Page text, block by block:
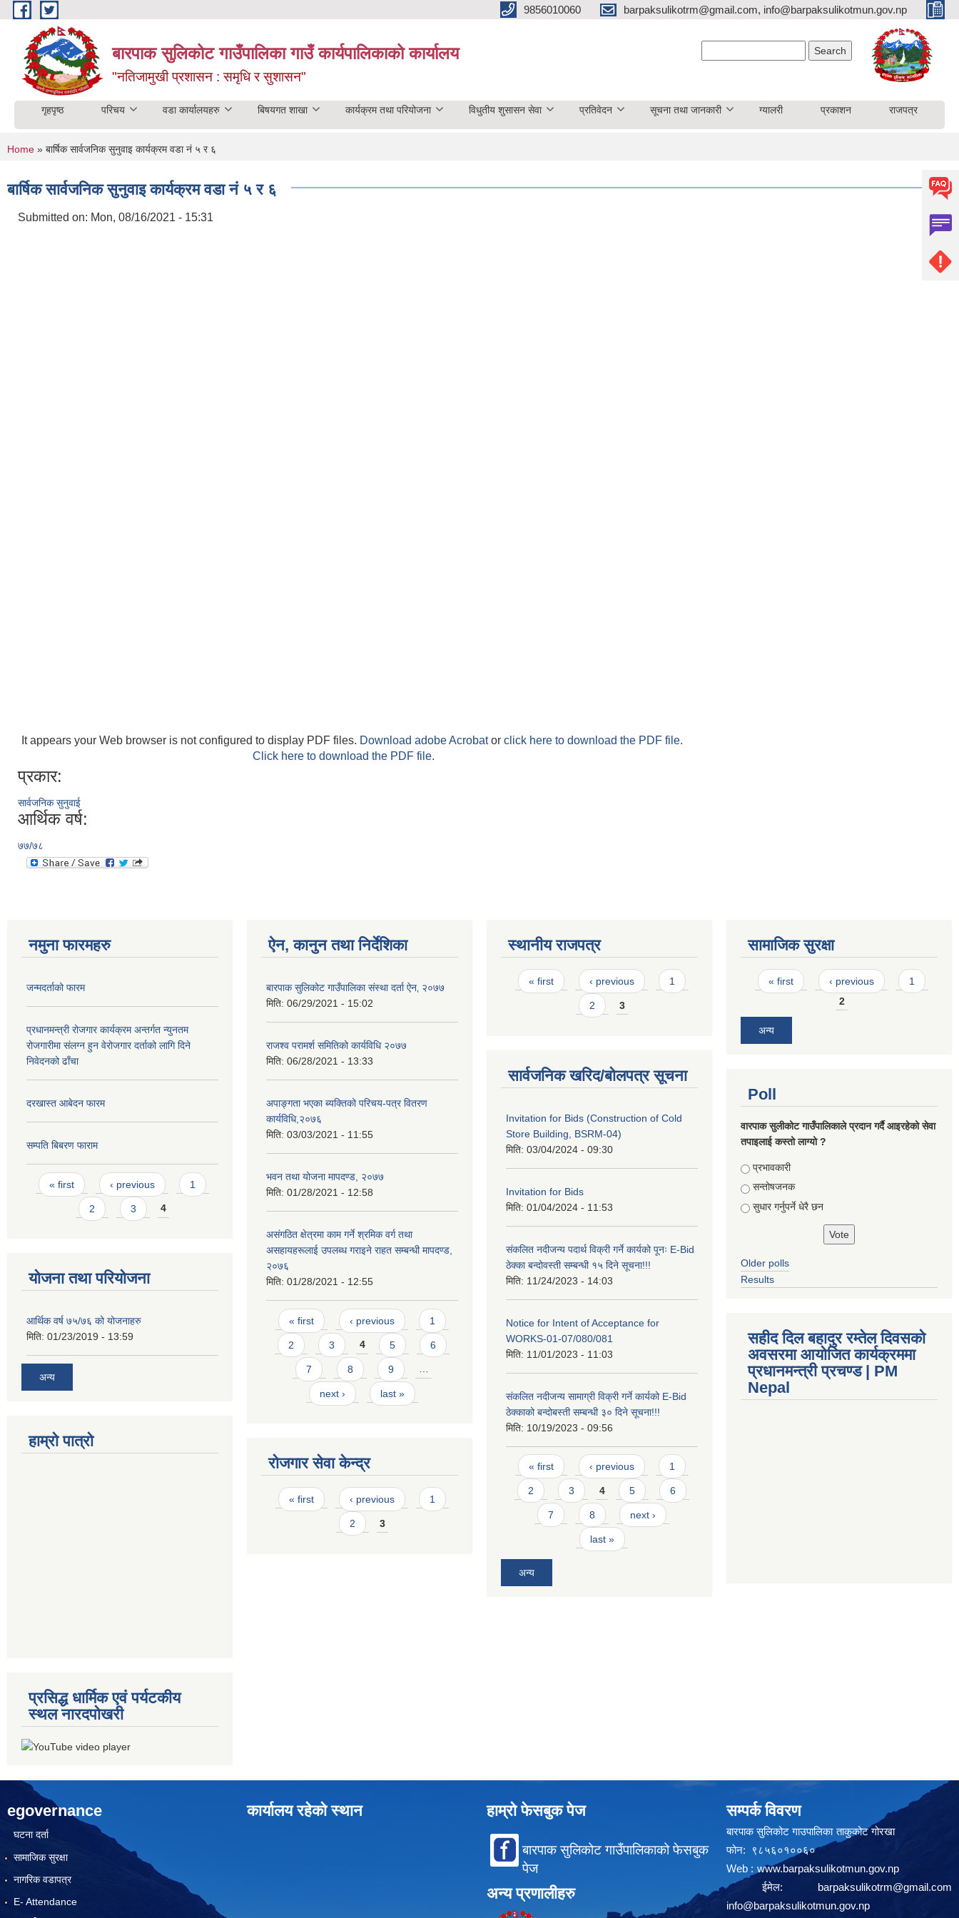
Skip to main content 9856010060 barpaksulikotrm@gmail.com, info@barpaksulikotmun.gov.np
बारपाक सुलिकोट गाउँपालिका गाउँ कार्यपालिकाको कार्यालय
"नतिजामुखी प्रशासन : समृधि र सुशासन"
गृहपृष्ठ परिचय वडा कार्यालयहरु बिषयगत शाखा कार्यक्रम तथा परियोजना विधुतीय शुसासन सेवा प्रतिवेदन सूचना तथा जानकारी ग्यालरी प्रकाशन राजपत्र
You are here
Home » बार्षिक सार्वजनिक सुनुवाइ कार्यक्रम वडा नं ५ र ६
बार्षिक सार्वजनिक सुनुवाइ कार्यक्रम वडा नं ५ र ६
Submitted on: Mon, 08/16/2021 - 15:31
It appears your Web browser is not configured to display PDF files. Download adobe Acrobator click here to download the PDF file.
Click here to download the PDF file.
प्रकार:
सार्वजनिक सुनुवाई
आर्थिक वर्ष:
७७/७८
नमुना फारमहरु
जन्मदर्ताको फारम
प्रधानमन्त्री रोजगार कार्यक्रम अन्तर्गत न्युनतम
रोजगारीमा संलग्न हुन वेरोजगार दर्ताको लागि दिने
निवेदनको ढाँचा
दरखास्त आबेदन फारम
सम्पति बिबरण फाराम
Pages
« first ‹ previous 1
2 3 4
योजना तथा परियोजना
आर्थिक वर्ष ७५/७६ को योजनाहरु
मिति: 01/23/2019 - 13:59
अन्य
हाम्रो पात्रो
प्रसिद्ध धार्मिक एवं पर्यटकीय
स्थल नारदपोखरी
ऐन, कानुन तथा निर्देशिका
बारपाक सुलिकोट गाउँपालिका संस्था दर्ता ऐन‚ २०७७
मिति: 06/29/2021 - 15:02
राजश्व परामर्श समितिको कार्यविधि २०७७
मिति: 06/28/2021 - 13:33
अपाङ्गता भएका ब्यक्तिको परिचय-पत्र वितरण
कार्यविधि,२०७६
मिति: 03/03/2021 - 11:55
भवन तथा योजना मापदण्ड, २०७७
मिति: 01/28/2021 - 12:58
असंगठित क्षेत्रमा काम गर्ने श्रमिक वर्ग तथा
असहायहरूलाई उपलब्ध गराइने राहत सम्बन्धी मापदण्ड,
२०७६
मिति: 01/28/2021 - 12:55
Pages
« first ‹ previous 1
2 3 4 5 6
7 8 9 …
next › last »
रोजगार सेवा केन्द्र
Pages
« first ‹ previous 1
2 3
स्थानीय राजपत्र
Pages
« first ‹ previous 1
2 3
सार्वजनिक खरिद/बोलपत्र सूचना
Invitation for Bids (Construction of Cold
Store Building, BSRM-04)
मिति: 03/04/2024 - 09:30
Invitation for Bids
मिति: 01/04/2024 - 11:53
संकलित नदीजन्य पदार्थ विक्री गर्ने कार्यको पूनः E-Bid
ठेक्का बन्दोवस्ती सम्बन्धी १५ दिने सूचना!!!
मिति: 11/24/2023 - 14:03
Notice for Intent of Acceptance for
WORKS-01-07/080/081
मिति: 11/01/2023 - 11:03
संकलित नदीजन्य सामाग्री विक्री गर्ने कार्यको E-Bid
ठेक्काको बन्दोबस्ती सम्बन्धी ३० दिने सूचना!!!
मिति: 10/19/2023 - 09:56
Pages
« first ‹ previous 1
2 3 4 5 6
7 8 next ›
last »
अन्य
सामाजिक सुरक्षा
Pages
« first ‹ previous
1
2
अन्य
Poll
वारपाक सुलीकोट गाउँपालिकाले प्रदान गर्दै आइरहेको सेवा
तपाइलाई कस्तो लाग्यो ?
Choices
प्रभावकारी
सन्तोषजनक
सुधार गर्नुपर्ने धेरै छन
Older polls
Results
सहीद दिल बहादुर रम्तेल दिवसको
अवसरमा आयोजित कार्यक्रममा
प्रधानमन्त्री प्रचण्ड | PM
Nepal
egovernance
घटना दर्ता
सामाजिक सुरक्षा
नागरिक वडापत्र
E- Attendance
कार्यालय रहेको स्थान हाम्रो फेसबुक पेज
बारपाक सुलिकोट गाउँपालिकाको फेसबुक
पेज
अन्य प्रणालीहरु
सम्पर्क विवरण
बारपाक सुलिकोट गाउपालिका ताकुकोट गोरखा
फोन: ९८५६०१००६०
Web : www.barpaksulikotmun.gov.np
ईमेल: barpaksulikotrm@gmail.com
info@barpaksulikotmun.gov.np